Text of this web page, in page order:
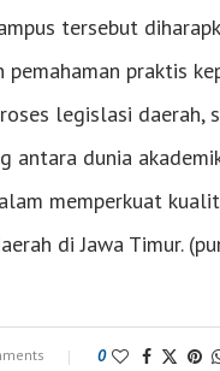
tersebut
pemahaman praktis
legislasi daerah,
antara dunia
memperkuat
di Jawa Timur.
0